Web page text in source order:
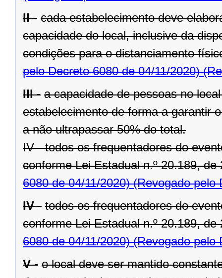
II - cada estabelecimento deve
capacidade do local, inclusive da
condições para o distanciamento
pelo Decreto 6080 de 04/11/2020)
III - a capacidade de pessoas no
estabelecimento de forma a garantir
a não ultrapassar 50% do total.
IV - todos os frequentadores do
conforme Lei Estadual n.º 20.189, de
6080 de 04/11/2020)(Revogado pelo
IV - todos os frequentadores do
conforme Lei Estadual n.º 20.189, de
6080 de 04/11/2020)(Revogado pelo
V - o local deve ser mantido